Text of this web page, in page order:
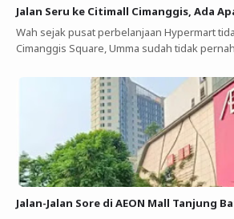
Jalan Seru ke Citimall Cimanggis, Ada
Wah sejak pusat perbelanjaan Hypermart
Cimanggis Square, Umma sudah tidak
Jalan-Jalan Sore di AEON Mall Tanjung